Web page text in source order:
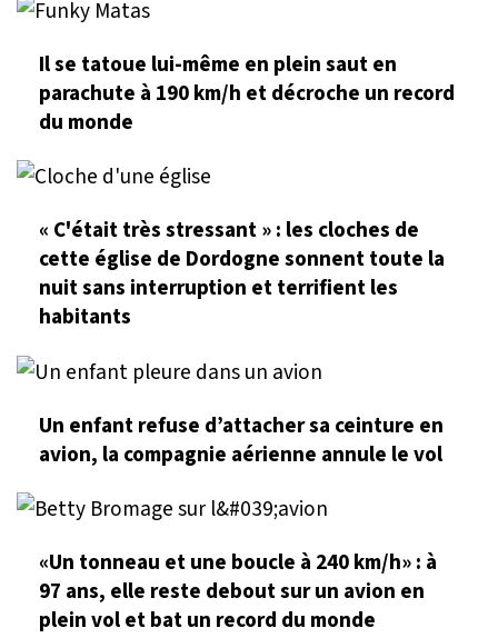
Il se tatoue lui-même en plein saut en
parachute à 190 km/h et décroche un record
du monde
« C'était très stressant » : les cloches de
cette église de Dordogne sonnent toute la
nuit sans interruption et terrifient les
habitants
Un enfant refuse d’attacher sa ceinture en
avion, la compagnie aérienne annule le vol
«Un tonneau et une boucle à 240 km/h» : à
97 ans, elle reste debout sur un avion en
plein vol et bat un record du monde